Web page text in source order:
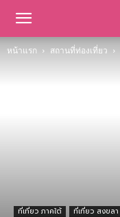
หน้าแรก สถานที่ท่องเที่ยว
ที่เที่ยว ภาคใต้ ที่เที่ยว สงขลา